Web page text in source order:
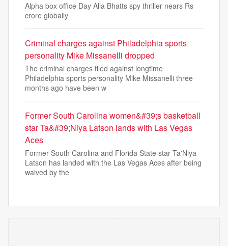
Alpha box office Day Alia Bhatts spy thriller nears Rs
crore globally
Criminal charges against Philadelphia sports
personality Mike Missanelli dropped
The criminal charges filed against longtime
Philadelphia sports personality Mike Missanelli three
months ago have been w
Former South Carolina women&#39;s basketball
star Ta&#39;Niya Latson lands with Las Vegas
Aces
Former South Carolina and Florida State star Ta'Niya
Latson has landed with the Las Vegas Aces after being
waived by the